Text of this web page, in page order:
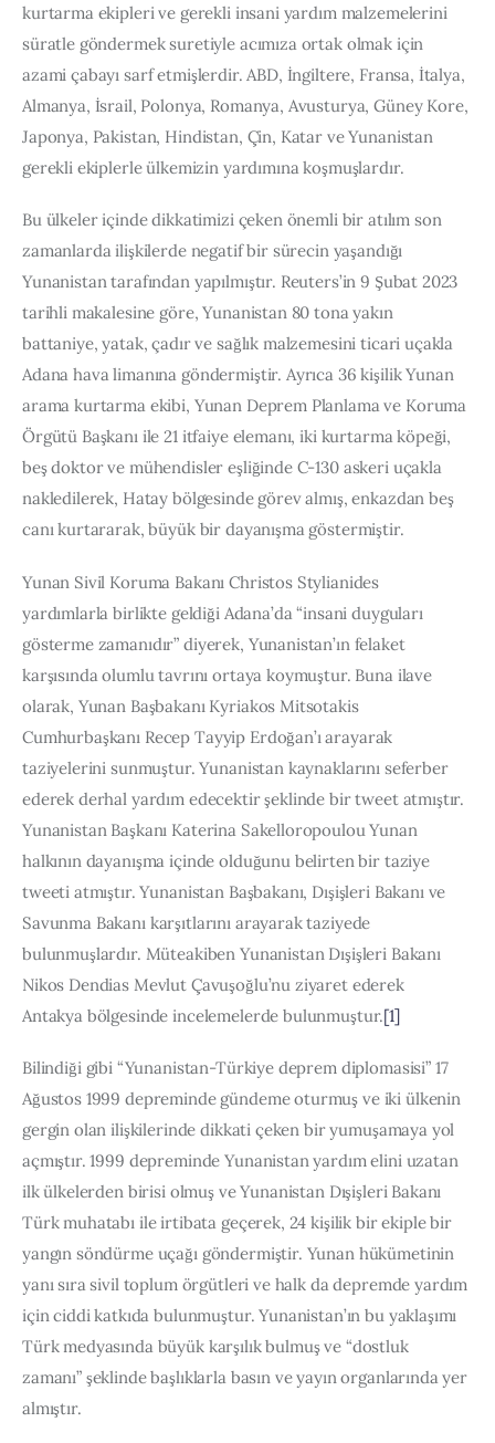
kurtarma ekipleri ve gerekli insani yardım malzemelerini
süratle göndermek suretiyle acımıza ortak olmak için
azami çabayı sarf etmişlerdir. ABD, İngiltere, Fransa, İtalya,
Almanya, İsrail, Polonya, Romanya, Avusturya, Güney Kore,
Japonya, Pakistan, Hindistan, Çin, Katar ve Yunanistan
gerekli ekiplerle ülkemizin yardımına koşmuşlardır.
Bu ülkeler içinde dikkatimizi çeken önemli bir atılım son
zamanlarda ilişkilerde negatif bir sürecin yaşandığı
Yunanistan tarafından yapılmıştır. Reuters’in 9 Şubat 2023
tarihli makalesine göre, Yunanistan 80 tona yakın
battaniye, yatak, çadır ve sağlık malzemesini ticari uçakla
Adana hava limanına göndermiştir. Ayrıca 36 kişilik Yunan
arama kurtarma ekibi, Yunan Deprem Planlama ve Koruma
Örgütü Başkanı ile 21 itfaiye elemanı, iki kurtarma köpeği,
beş doktor ve mühendisler eşliğinde C-130 askeri uçakla
nakledilerek, Hatay bölgesinde görev almış, enkazdan beş
canı kurtararak, büyük bir dayanışma göstermiştir.
Yunan Sivil Koruma Bakanı Christos Stylianides
yardımlarla birlikte geldiği Adana’da “insani duyguları
gösterme zamanıdır” diyerek, Yunanistan’ın felaket
karşısında olumlu tavrını ortaya koymuştur. Buna ilave
olarak, Yunan Başbakanı Kyriakos Mitsotakis
Cumhurbaşkanı Recep Tayyip Erdoğan’ı arayarak
taziyelerini sunmuştur. Yunanistan kaynaklarını seferber
ederek derhal yardım edecektir şeklinde bir tweet atmıştır.
Yunanistan Başkanı Katerina Sakelloropoulou Yunan
halkının dayanışma içinde olduğunu belirten bir taziye
tweeti atmıştır. Yunanistan Başbakanı, Dışişleri Bakanı ve
Savunma Bakanı karşıtlarını arayarak taziyede
bulunmuşlardır. Müteakiben Yunanistan Dışişleri Bakanı
Nikos Dendias Mevlut Çavuşoğlu’nu ziyaret ederek
Antakya bölgesinde incelemelerde bulunmuştur.[1]
Bilindiği gibi “Yunanistan-Türkiye deprem diplomasisi” 17
Ağustos 1999 depreminde gündeme oturmuş ve iki ülkenin
gergin olan ilişkilerinde dikkati çeken bir yumuşamaya yol
açmıştır. 1999 depreminde Yunanistan yardım elini uzatan
ilk ülkelerden birisi olmuş ve Yunanistan Dışişleri Bakanı
Türk muhatabı ile irtibata geçerek, 24 kişilik bir ekiple bir
yangın söndürme uçağı göndermiştir. Yunan hükümetinin
yanı sıra sivil toplum örgütleri ve halk da depremde yardım
için ciddi katkıda bulunmuştur. Yunanistan’ın bu yaklaşımı
Türk medyasında büyük karşılık bulmuş ve “dostluk
zamanı” şeklinde başlıklarla basın ve yayın organlarında yer
almıştır.